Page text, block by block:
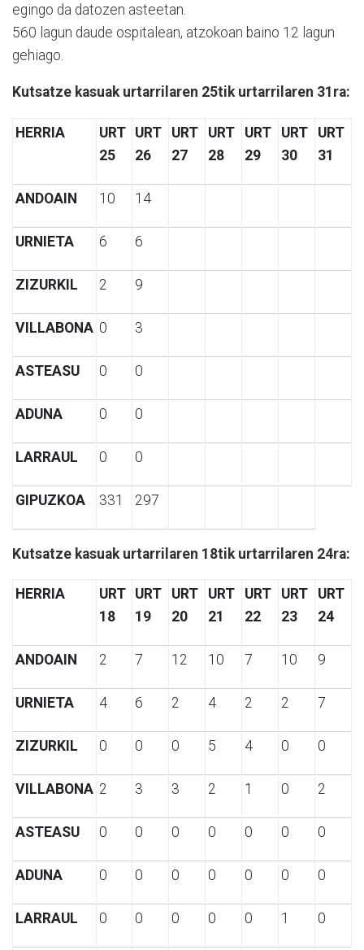
egingo da datozen asteetan.
560 lagun daude ospitalean, atzokoan baino 12 lagun
gehiago.
Kutsatze kasuak urtarrilaren 25tik urtarrilaren 31ra:
HERRIA
URT
25
URT
26
URT
27
URT
28
URT
29
URT
30
URT
31
ANDOAIN 10 14
URNIETA 6 6
ZIZURKIL 2 9
VILLABONA 0 3
ASTEASU 0 0
ADUNA 0 0
LARRAUL 0 0
GIPUZKOA 331 297
Kutsatze kasuak urtarrilaren 18tik urtarrilaren 24ra:
HERRIA
URT
18
URT
19
URT
20
URT
21
URT
22
URT
23
URT
24
ANDOAIN 2 7 12 10 7 10 9
URNIETA 4 6 2 4 2 2 7
ZIZURKIL 0 0 0 5 4 0 0
VILLABONA 2 3 3 2 1 0 2
ASTEASU 0 0 0 0 0 0 0
ADUNA 0 0 0 0 0 0 0
LARRAUL 0 0 0 0 0 1 0